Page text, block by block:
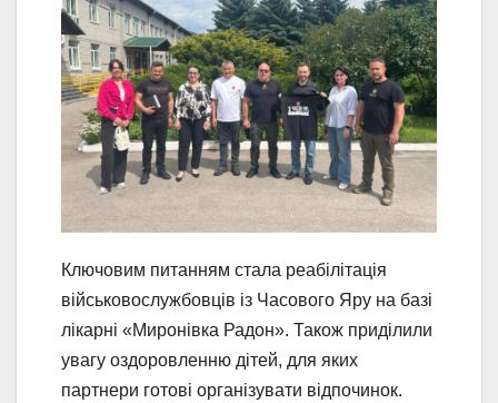
Ключовим питанням стала реабілітація
військовослужбовців із Часового Яру на базі
лікарні «Миронівка Радон». Також приділили
увагу оздоровленню дітей, для яких
партнери готові організувати відпочинок.